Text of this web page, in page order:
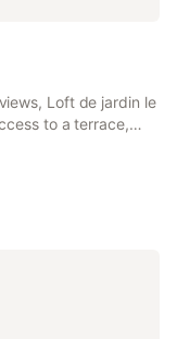
Loft de jardin le
to a terrace,
is non-smoking